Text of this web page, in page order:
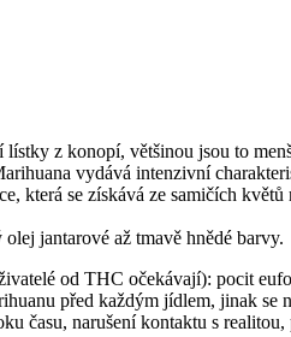
lístky z konopí, většinou jsou to
vydává intenzivní
která se získává ze samičích
jantarové až tmavě hnědé barvy.
od THC očekávají): pocit
před každým jídlem, jinak se
času, narušení kontaktu s